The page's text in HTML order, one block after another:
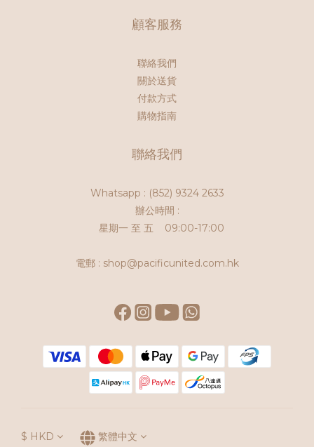
顧客服務
聯絡我們
關於送貨
付款方式
購物指南
聯絡我們
Whatsapp : (852) 9324 2633
辦公時間 :
星期一 至 五 09:00-17:00
電郵 : shop@pacificunited.com.hk
$ HKD 繁體中文